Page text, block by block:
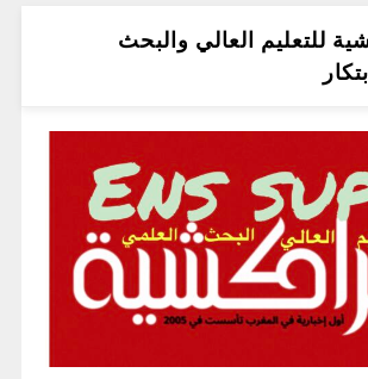
للتعليم العالي والبحث